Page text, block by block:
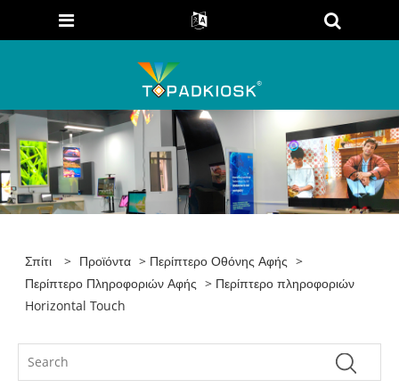
Σπίτι > Προϊόντα > Περίπτερο Οθόνης Αφής >
Περίπτερο Πληροφοριών Αφής > Περίπτερο πληροφοριών
Horizontal Touch